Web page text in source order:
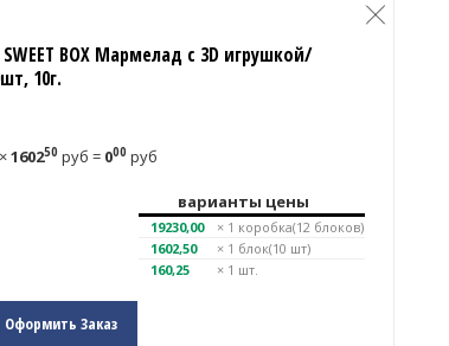
BOX Мармелад с 3D игрушкой/
10г.
×160250 руб = 000 руб
варианты цены
19230,00 × 1 коробка(12 блоков)
1602,50
× 1 блок(10 шт)
160,25
× 1 шт.
Оформить Заказ